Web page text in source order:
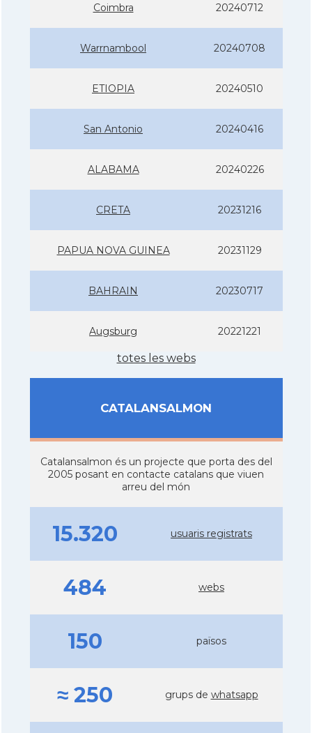
Coimbra 20240712
Warrnambool 20240708
ETIOPIA 20240510
San Antonio 20240416
ALABAMA 20240226
CRETA 20231216
PAPUA NOVA GUINEA 20231129
BAHRAIN 20230717
Augsburg 20221221
totes les webs
CATALANSALMON
Catalansalmon és un projecte que porta des del
2005 posant en contacte catalans que viuen
arreu del món
15.320 usuaris registrats
484 webs
150 països
≈ 250 grups de whatsapp